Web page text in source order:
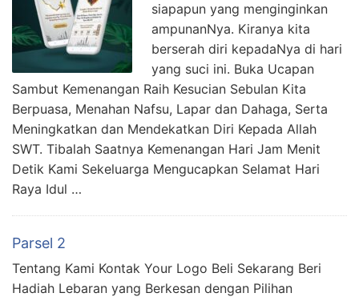
siapapun yang menginginkan
ampunanNya. Kiranya kita
berserah diri kepadaNya di hari
yang suci ini. Buka Ucapan
Sambut Kemenangan Raih Kesucian Sebulan Kita
Berpuasa, Menahan Nafsu, Lapar dan Dahaga, Serta
Meningkatkan dan Mendekatkan Diri Kepada Allah
SWT. Tibalah Saatnya Kemenangan Hari Jam Menit
Detik Kami Sekeluarga Mengucapkan Selamat Hari
Raya Idul …
Parsel 2
Tentang Kami Kontak Your Logo Beli Sekarang Beri
Hadiah Lebaran yang Berkesan dengan Pilihan